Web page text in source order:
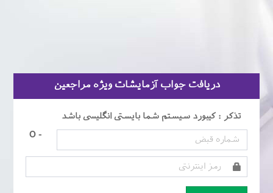
دریافت جواب آزمایشات ویژه مراجعین
تذکر : کیبورد سیستم شما بایستی انگلیسی باشد
- O